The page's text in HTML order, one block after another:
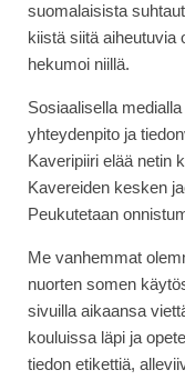
suomalaisista
kiistä siitä aiheutuvia
hekumoi niillä.
Sosiaalisella
yhteydenpito ja
Kaveripiiri elää netin
Kavereiden kesken
Peukutetaan
Me vanhemmat
nuorten somen
sivuilla aikaansa
kouluissa läpi ja
tiedon etikettiä,